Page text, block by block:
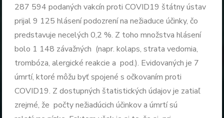
287 594 podaných vakcín proti COVID19 štátny ústav
prijal 9 125 hlásení podozrení na nežiaduce účinky, čo
predstavuje necelých 0,2 %. Z toho množstva hlásení
bolo 1 148 závažných (napr. kolaps, strata vedomia,
trombóza, alergické reakcie a pod.). Evidovaných je 7
úmrtí, ktoré môžu byť spojené s očkovaním proti
COVID19. Z dostupných štatistických údajov je zatiaľ
zrejmé, že počty nežiadúcich účinkov a úmrtí sú